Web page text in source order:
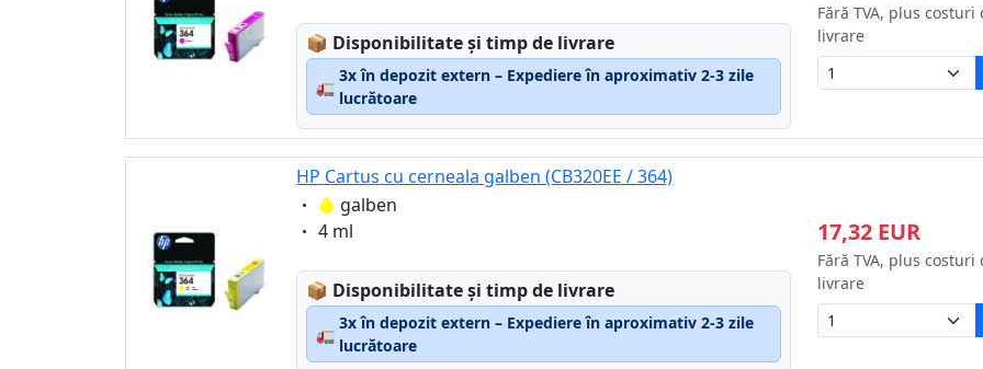
📦 Lagerstatus:
Disponibilitate și timp de livrare
🚛
3x în depozit extern – Expediere în aproximativ 2-3 zile
lucrătoare
Fără TVA, plus costuri
livrare
HP Cartus cu cerneala galben (CB320EE / 364)
Eigenschaft:
galben
Eigenschaft:
4 ml
📦 Lagerstatus:
Disponibilitate și timp de livrare
🚛
3x în depozit extern – Expediere în aproximativ 2-3 zile
lucrătoare
17,32 EUR
Fără TVA, plus costuri
livrare